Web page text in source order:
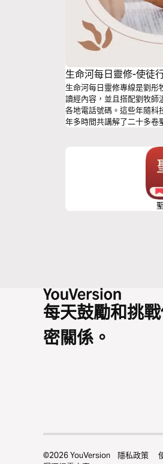
生命河每日靈修-使徒
生命河每日靈修專線是劉
讀經內容，並且搭配劉牧師
各地電話號碼。這些年隨科
年多時間共講解了二十多卷
每天鼓勵和挑
密關係。
©2026YouVersion 隱私政策